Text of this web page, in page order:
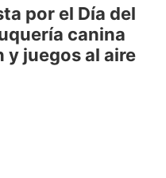
por el Día del
canina
juegos al aire